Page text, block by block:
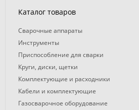
Каталог товаров
Сварочные аппараты
Инструменты
Приспособление для сварки
Круги, диски, щетки
Комплектующие и расходники
Кабели и комплектующие
Газосварочное оборудование